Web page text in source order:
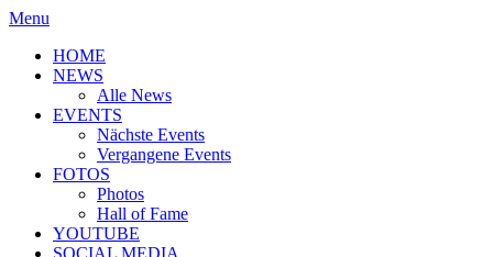
Menu
HOME
NEWS
Alle News
EVENTS
Nächste Events
Vergangene Events
FOTOS
Photos
Hall of Fame
YOUTUBE
SOCIAL MEDIA